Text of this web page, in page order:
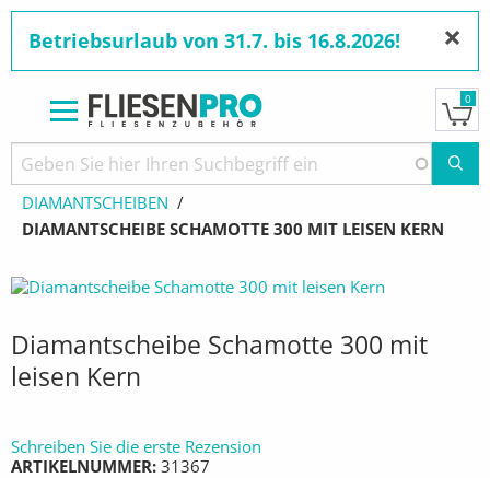
zum
Inhalt
Betriebsurlaub von 31.7. bis 16.8.2026! ×
0
Pfadnavigation
STARTSEITE PRODUKTE
DIAMANTWERKZEUGE
DIAMANTSCHEIBEN
AKTUELL:
DIAMANTSCHEIBE SCHAMOTTE 300 MIT LEISEN KERN
Diamantscheibe Schamotte 300 mit
leisen Kern
Schreiben Sie die erste Rezension
ARTIKELNUMMER 31367